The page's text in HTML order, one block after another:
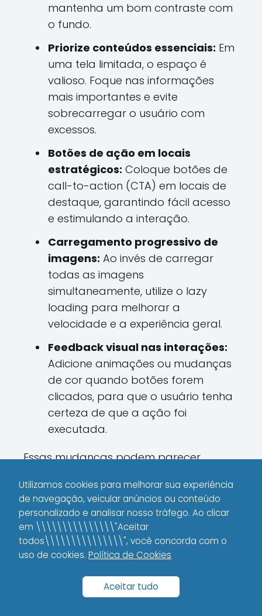
mantenha um bom contraste com
o fundo.
Priorize conteúdos essenciais: Em
uma tela limitada, o espaço é
valioso. Foque nas informações
mais importantes e evite
sobrecarregar o usuário com
excessos.
Botões de ação em locais
estratégicos: Coloque botões de
call-to-action (CTA) em locais de
destaque, garantindo fácil acesso
e estimulando a interação.
Carregamento progressivo de
imagens: Ao invés de carregar
todas as imagens
simultaneamente, utilize o lazy
loading para melhorar a
velocidade e a experiência geral.
Feedback visual nas interações:
Adicione animações ou mudanças
de cor quando botões forem
clicados, para que o usuário tenha
certeza de que a ação foi
executada.
Essas mudanças podem parecer
uma experiência fluida é capaz de
fidelizar o usuário e aumentar a taxa de
conversão. Se a meta é vender mais,
cada detalhe conta.
O Impacto da Versão
Móvel nas Estratégias de
Utilizamos cookies para melhorar sua experiência
de navegação, veicular anúncios ou conteúdo
personalizado e analisar nosso tráfego. Ao clicar
em \\\\\\\\\\\\\\\"Aceitar
todos\\\\\\\\\\\\\\\", você concorda com o
uso de cookies. Política de Cookies
Aceitar tudo